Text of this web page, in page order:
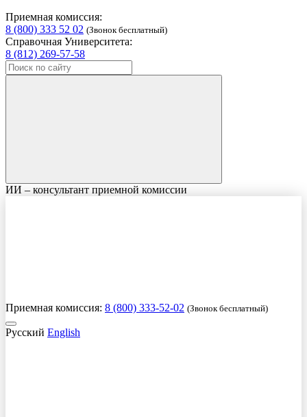
Приемная комиссия:
8 (800) 333 52 02 (Звонок бесплатный)
Справочная Университета:
8 (812) 269-57-58
ИИ – консультант приемной комиссии
Приемная комиссия: 8 (800) 333-52-02 (Звонок бесплатный)
Русский English